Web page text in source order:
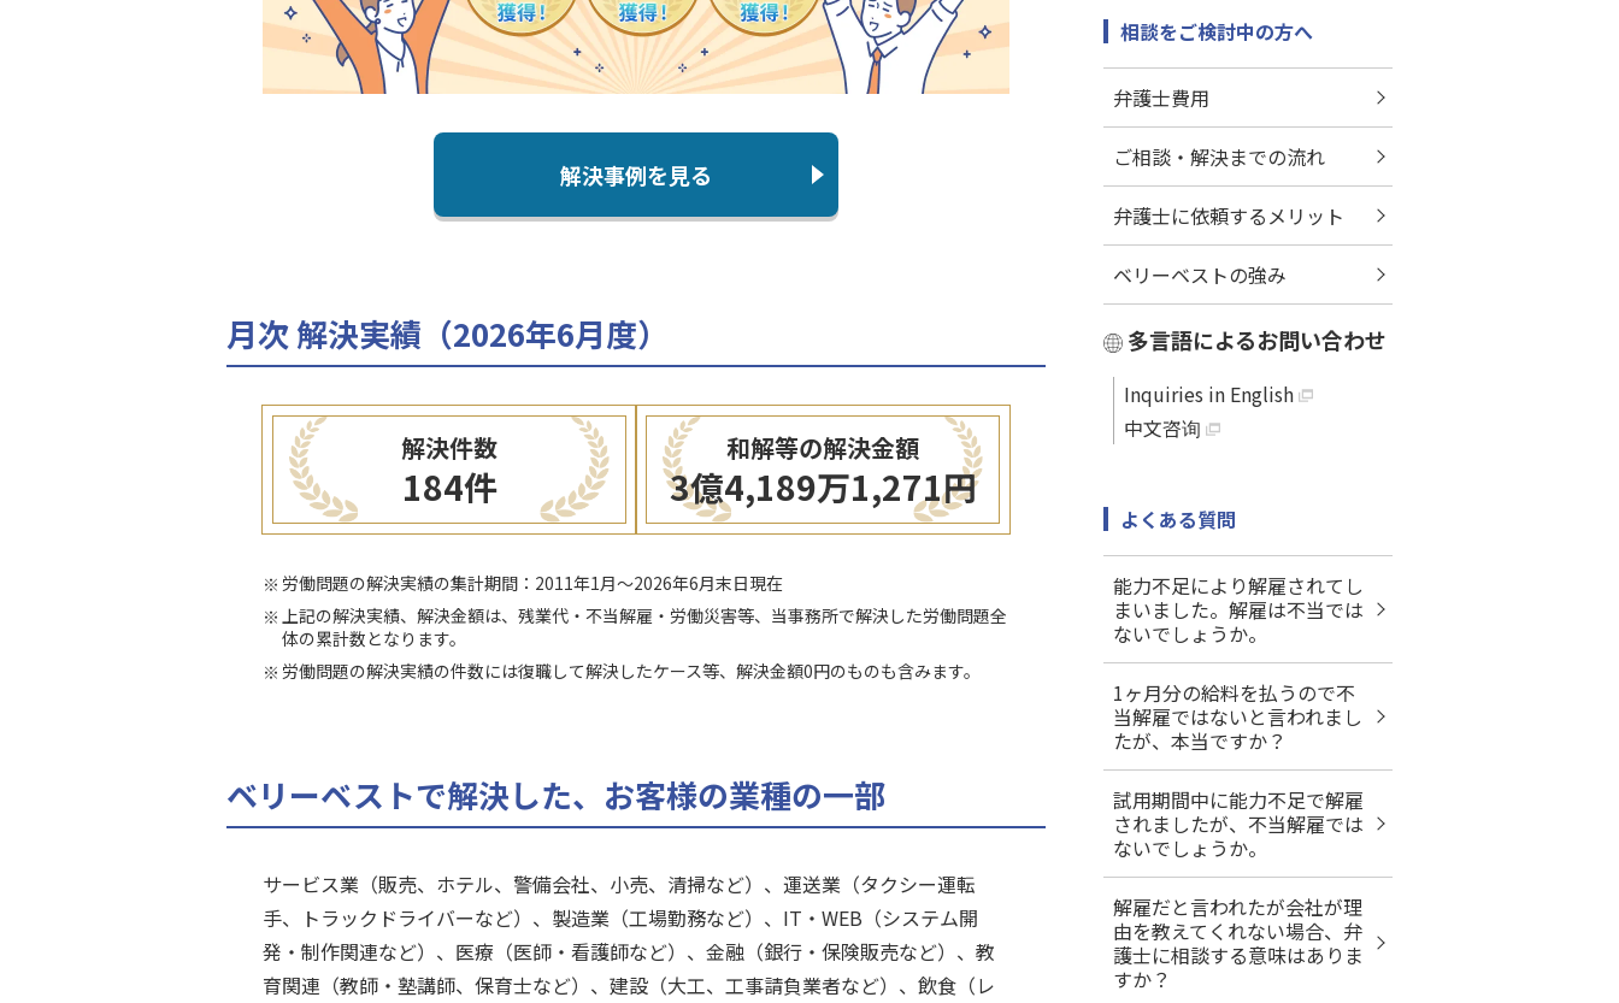
解決事例を見る
月次 解決実績（2026年6月度）
解決件数
184件
和解等の解決金額
3億4,189万1,271円
労働問題の解決実績の集計期間：2011年1月～2026年6月末日現在
上記の解決実績、解決金額は、残業代・不当解雇・労働災害等、当事務所で解決した労働問題全
体の累計数となります。
労働問題の解決実績の件数には復職して解決したケース等、解決金額0円のものも含みます。
ベリーベストで解決した、お客様の業種の一部
サービス業（販売、ホテル、警備会社、小売、清掃など）、運送業（タクシー運転
手、トラックドライバーなど）、製造業（工場勤務など）、IT・WEB（システム開
発・制作関連など）、医療（医師・看護師など）、金融（銀行・保険販売など）、教
育関連（教師・塾講師、保育士など）、建設（大工、工事請負業者など）、飲食（レ
相談をご検討中の方へ
弁護士費用
ご相談・解決までの流れ
弁護士に依頼するメリット
ベリーベストの強み
多言語によるお問い合わせ
Inquiries in English
中文咨询
よくある質問
能力不足により解雇されてし
まいました。解雇は不当では
ないでしょうか。
1ヶ月分の給料を払うので不
当解雇ではないと言われまし
たが、本当ですか？
試用期間中に能力不足で解雇
されましたが、不当解雇では
ないでしょうか。
解雇だと言われたが会社が理
由を教えてくれない場合、弁
護士に相談する意味はありま
すか？